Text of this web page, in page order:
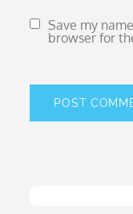
Save my
browser for